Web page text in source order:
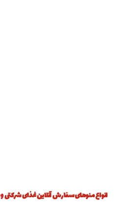
انواع منوهایسفارش آنلاین غذای شرکتی